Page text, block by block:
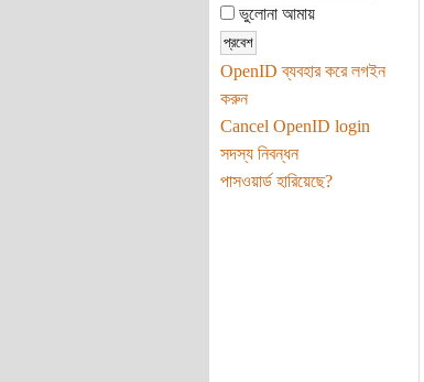
ভুলোনা আমায়
OpenID ব্যবহার করে লগইন
করুন
Cancel OpenID login
সদস্য নিবন্ধন
পাসওয়ার্ড হারিয়েছে?